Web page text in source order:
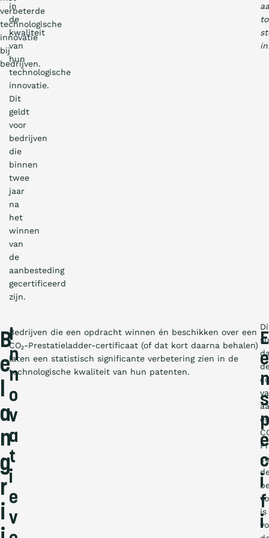
verbeterde
technologische
innovatie
bij
bedrijven.
in
de
kwaliteit
van
hun
technologische
innovatie.
Dit
geldt
voor
bedrijven
die
binnen
twee
jaar
na
het
winnen
van
de
aanbesteding
gecertificeerd
zijn.
B
e
l
a
n
g
r
i
I
n
n
o
v
a
t
i
e
v
Bedrijven die een opdracht winnen én beschikken over een
CO₂-Prestatieladder-certificaat (of dat kort daarna behalen)
laten een statistisch significante verbetering zien in de
technologische kwaliteit van hun patenten.
is
E
e
n
s
p
e
c
i
f
i